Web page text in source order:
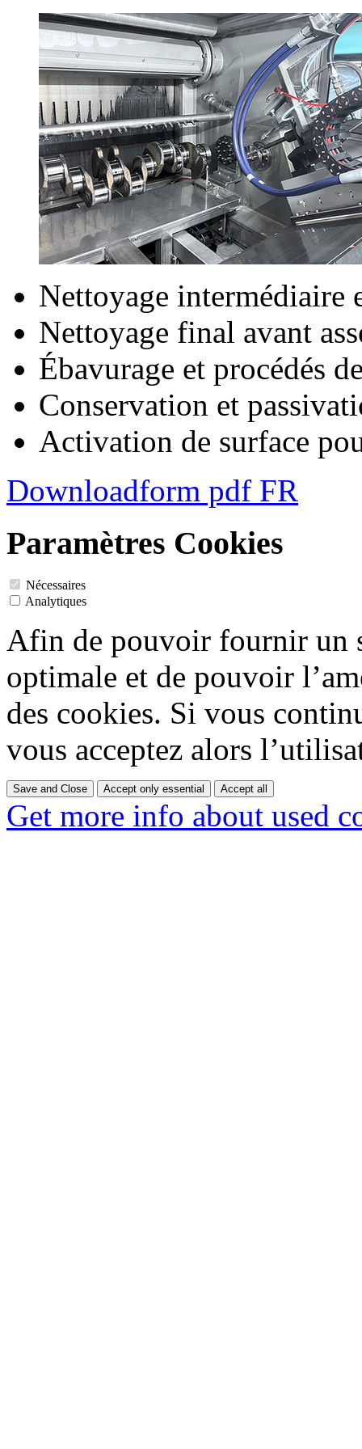
Nettoyage intermédiaire
Nettoyage final avant
Ébavurage et procédés
Conservation et
Activation de surface
Downloadform pdf FR
Paramètres Cookies
Nécessaires
Analytiques
Afin de pouvoir fournir un
optimale et de pouvoir
des cookies. Si vous
vous acceptez alors
Save and Close Accept only essential Accept all
Get more info about used